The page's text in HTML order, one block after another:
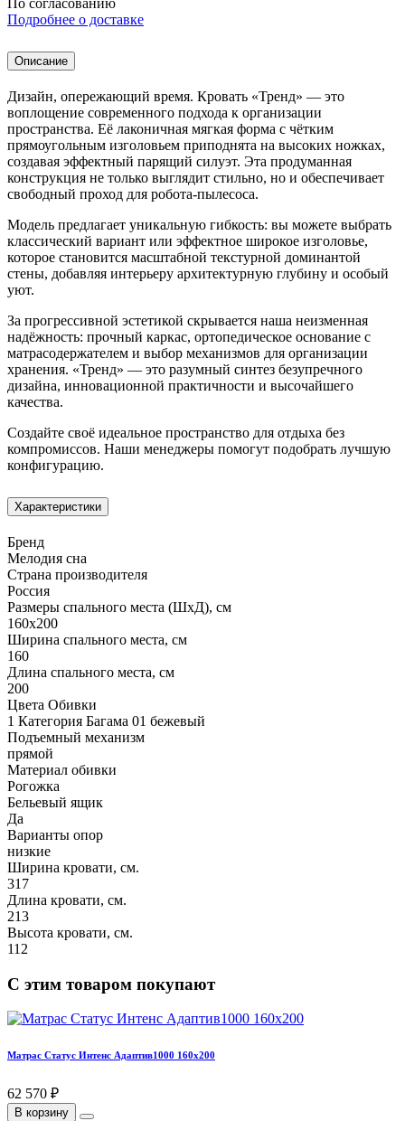
По согласованию
Подробнее о доставке
Описание
Дизайн, опережающий время. Кровать «Тренд» — это
воплощение современного подхода к организации
пространства. Её лаконичная мягкая форма с чётким
прямоугольным изголовьем приподнята на высоких ножках,
создавая эффектный парящий силуэт. Эта продуманная
конструкция не только выглядит стильно, но и обеспечивает
свободный проход для робота-пылесоса.
Модель предлагает уникальную гибкость: вы можете выбрать
классический вариант или эффектное широкое изголовье,
которое становится масштабной текстурной доминантой
стены, добавляя интерьеру архитектурную глубину и особый
уют.
За прогрессивной эстетикой скрывается наша неизменная
надёжность: прочный каркас, ортопедическое основание с
матрасодержателем и выбор механизмов для организации
хранения. «Тренд» — это разумный синтез безупречного
дизайна, инновационной практичности и высочайшего
качества.
Создайте своё идеальное пространство для отдыха без
компромиссов. Наши менеджеры помогут подобрать лучшую
конфигурацию.
Характеристики
Бренд
Мелодия сна
Страна производителя
Россия
Размеры спального места (ШхД), см
160х200
Ширина спального места, см
160
Длина спального места, см
200
Цвета Обивки
1 Категория Багама 01 бежевый
Подъемный механизм
прямой
Материал обивки
Рогожка
Бельевый ящик
Да
Варианты опор
низкие
Ширина кровати, см.
317
Длина кровати, см.
213
Высота кровати, см.
112
С этим товаром покупают
Матрас Статус Интенс Адаптив1000 160х200
62 570 ₽
В корзину